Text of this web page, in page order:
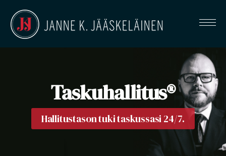
Taskuhallitus®
Hallitustason tuki taskussasi 24/7.